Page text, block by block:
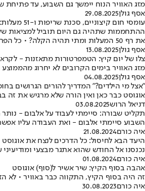
מזג האוויר הנוח יימשך גם השבוע, עד
אסף גולן29.08.2025
עומסי חום קיצוניים, סכנת שריפות ו-51 מעלות: ברוכים הבאים ליום החם ביותר של השנה
את רף 50 המעלות ומתי תהיה הקלה? • כל הפרטים
אסף גולן13.08.2025
צלו של יום קיץ: הטמפרטורות מתאזנות -
מזג האוויר בימים הקרובים לא יחרוג
אסף גולן04.08.2025
"אצל מי הילדים?" המדריך להורים הגרושים
אוגוסט כבר כאן ואין הורה שלא מרגיש את זה
דניאל הרוש03.08.2025
תקליט שבורה: סיימתי לעבוד על אלבום - נותר
השבוע סיימתי אלבום - ואת העבודה עליו
איה כורם21.08.2024
היעד הבא לחיסול: כל הדרכים לנצח את אוגוסט
נכנסנו אל החודש שהוא אתגר מבצעי
איה כורם01.08.2024
אהבה בסוף הקיץ: שיר אשיר ל(סוף) אוגוסט
זה היה בסוף הקיץ, התקווה כבר באוויר • לא
איה כורם30.08.2023